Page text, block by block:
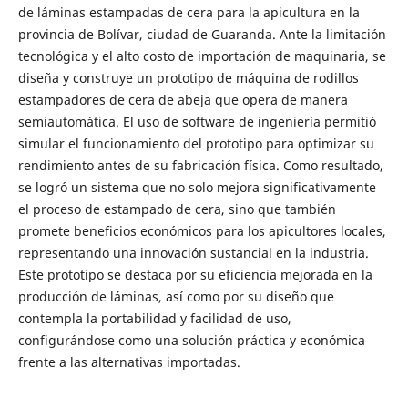
de láminas estampadas de cera para la apicultura en la
provincia de Bolívar, ciudad de Guaranda. Ante la limitación
tecnológica y el alto costo de importación de maquinaria, se
diseña y construye un prototipo de máquina de rodillos
estampadores de cera de abeja que opera de manera
semiautomática. El uso de software de ingeniería permitió
simular el funcionamiento del prototipo para optimizar su
rendimiento antes de su fabricación física. Como resultado,
se logró un sistema que no solo mejora significativamente
el proceso de estampado de cera, sino que también
promete beneficios económicos para los apicultores locales,
representando una innovación sustancial en la industria.
Este prototipo se destaca por su eficiencia mejorada en la
producción de láminas, así como por su diseño que
contempla la portabilidad y facilidad de uso,
configurándose como una solución práctica y económica
frente a las alternativas importadas.